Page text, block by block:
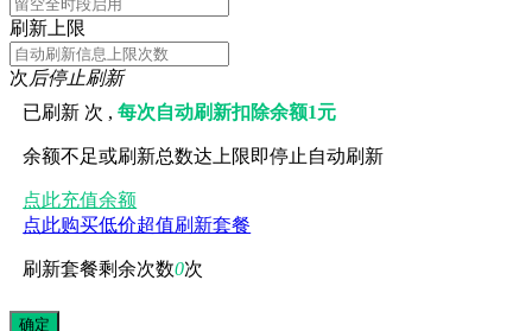
刷新上限
次后停止刷新
已刷新 次 ,每次自动刷新扣除余额1元
余额不足或刷新总数达上限即停止自动刷新
点此充值余额
点此购买低价超值刷新套餐
刷新套餐剩余次数0次